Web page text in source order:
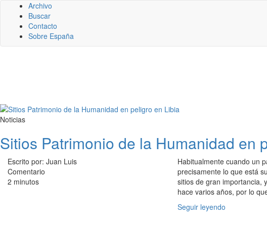
Archivo
Buscar
Contacto
Sobre España
Noticias
Sitios Patrimonio de la Humanidad en
Escrito por: Juan Luis
Comentario
2 minutos
Habitualmente cuando un
precisamente lo que está
sitios de gran importancia,
hace varios años, por lo
Seguir leyendo